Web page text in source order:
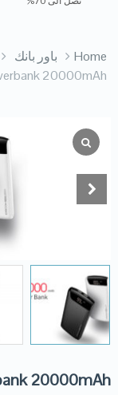
Home
باور بانك
20000mAh
20000mAh